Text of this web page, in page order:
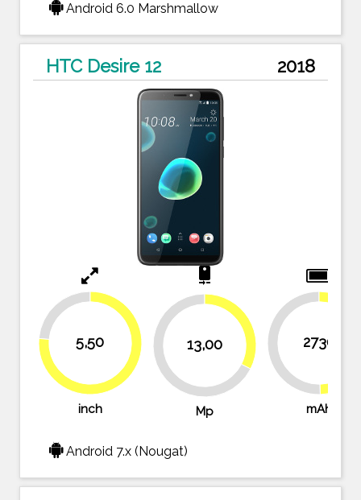
Android 6.0 Marshmallow
HTC Desire 12 2018
5,50
23.6%
76.4%
inch
camera_rear
13,00
67.5%
32.5%
Mp
2730
mAh
Android 7.x (Nougat)